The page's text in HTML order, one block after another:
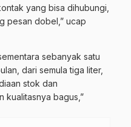
yang bisa dihubungi,
pesan dobel,” ucap
sebanyak satu
dari semula tiga liter,
stok dan
kualitasnya bagus,”